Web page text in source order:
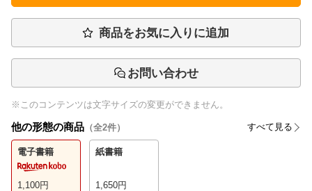
商品をお気に入りに追加
お問い合わせ
※このコンテンツは文字サイズの変更ができません。
他の形態の商品 （全2件） すべて見る
電子書籍
1,100円
紙書籍
1,650円